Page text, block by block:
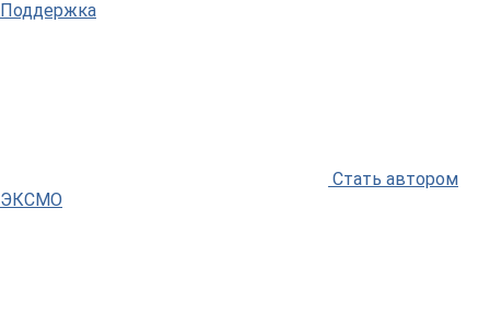
Поддержка
Стать автором
ЭКСМО